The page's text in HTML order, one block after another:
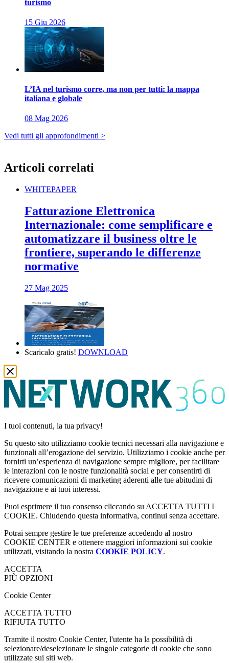
turismo
15 Giu 2026
L’IA nel turismo corre, ma non per tutti: la mappa
italiana e globale
08 Mag 2026
Vedi tutti gli approfondimenti >
Articoli correlati
WHITEPAPER
Fatturazione Elettronica
Internazionale: come semplificare e
automatizzare il business oltre le
frontiere, superando le differenze
normative
27 Mag 2025
Scaricalo gratis! DOWNLOAD
I tuoi contenuti, la tua privacy!
Su questo sito utilizziamo cookie tecnici necessari alla navigazione e
funzionali all’erogazione del servizio. Utilizziamo i cookie anche per
fornirti un’esperienza di navigazione sempre migliore, per facilitare
le interazioni con le nostre funzionalità social e per consentirti di
ricevere comunicazioni di marketing aderenti alle tue abitudini di
navigazione e ai tuoi interessi.
Puoi esprimere il tuo consenso cliccando su ACCETTA TUTTI I
COOKIE. Chiudendo questa informativa, continui senza accettare.
Potrai sempre gestire le tue preferenze accedendo al nostro
COOKIE CENTER e ottenere maggiori informazioni sui cookie
utilizzati, visitando la nostra COOKIE POLICY.
ACCETTA
PIÙ OPZIONI
Cookie Center
ACCETTA TUTTO
RIFIUTA TUTTO
Tramite il nostro Cookie Center, l'utente ha la possibilità di
selezionare/deselezionare le singole categorie di cookie che sono
utilizzate sui siti web.